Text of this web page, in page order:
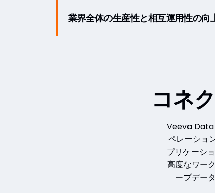
業界全体の生産性と相互運用性の向
コネ
Veeva Data
ペレーショ
プリケーシ
高度なワー
ープデー